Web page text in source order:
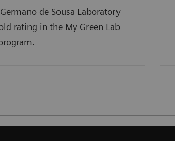
de Sousa Laboratory
rating in the My Green Lab